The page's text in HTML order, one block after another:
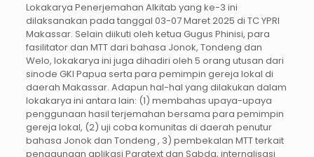
Lokakarya Penerjemahan Alkitab yang ke-3 ini
dilaksanakan pada tanggal 03-07 Maret 2025 di TC YPRI
Makassar. Selain diikuti oleh ketua Gugus Phinisi, para
fasilitator dan MTT dari bahasa Jonok, Tondeng dan
Welo, lokakarya ini juga dihadiri oleh 5 orang utusan dari
sinode GKI Papua serta para pemimpin gereja lokal di
daerah Makassar. Adapun hal-hal yang dilakukan dalam
lokakarya ini antara lain: (1) membahas upaya-upaya
penggunaan hasil terjemahan bersama para pemimpin
gereja lokal, (2) uji coba komunitas di daerah penutur
bahasa Jonok dan Tondeng , 3) pembekalan MTT terkait
penggunaan aplikasi Paratext dan Sabda, internalisasi